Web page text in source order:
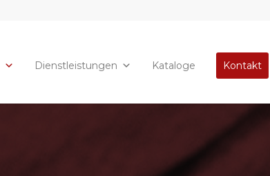
Dienstleistungen Kataloge Kontakt